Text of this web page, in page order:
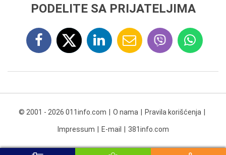
PODELITE SA PRIJATELJIMA
© 2001 - 2026 011info.com O nama Pravila korišćenja
Impressum E-mail 381info.com